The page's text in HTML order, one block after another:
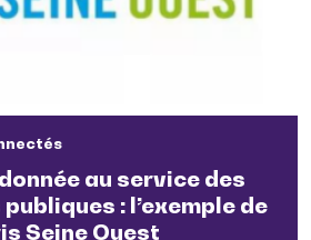
au service des
: l’exemple de
Seine Ouest